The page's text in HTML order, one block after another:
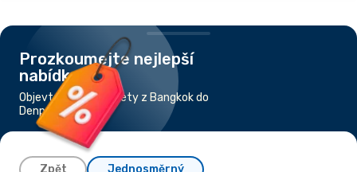
Prozkoumejte nejlepší
nabídky
Objevte nejlevnější lety z Bangkok do
Denpasar-Bali
Zpět Jednosměrný